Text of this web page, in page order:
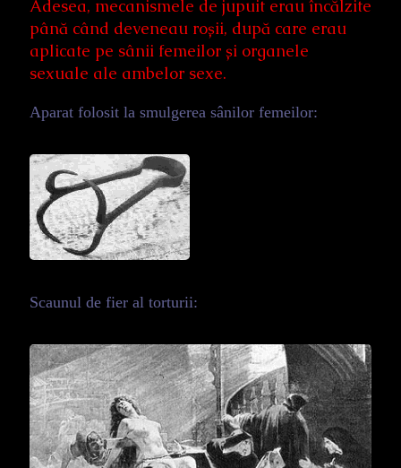
Adesea, mecanismele de jupuit erau încălzite
până când deveneau roșii, după care erau
aplicate pe sânii femeilor și organele
sexuale ale ambelor sexe.
Aparat folosit la smulgerea sânilor femeilor:
Scaunul de fier al torturii: